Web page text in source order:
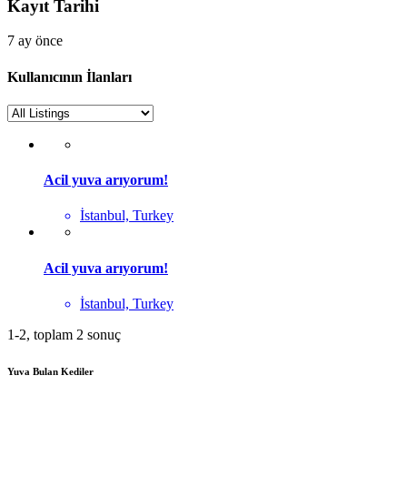
Kayıt Tarihi
7 ay önce
Kullanıcının İlanları
Acil yuva arıyorum!
İstanbul, Turkey
Acil yuva arıyorum!
İstanbul, Turkey
1-2, toplam 2 sonuç
Yuva Bulan Kediler